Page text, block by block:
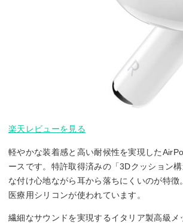
楽天レビューを見る
軽やかな装着感と高い耐候性を実現した
ースです。特許取得済みの「3Dクッション
な付け心地ながら耳から落ちにくいのが特徴
医療用シリコンが使われています。
繊細なサウンドを実現するイタリア製高級メ